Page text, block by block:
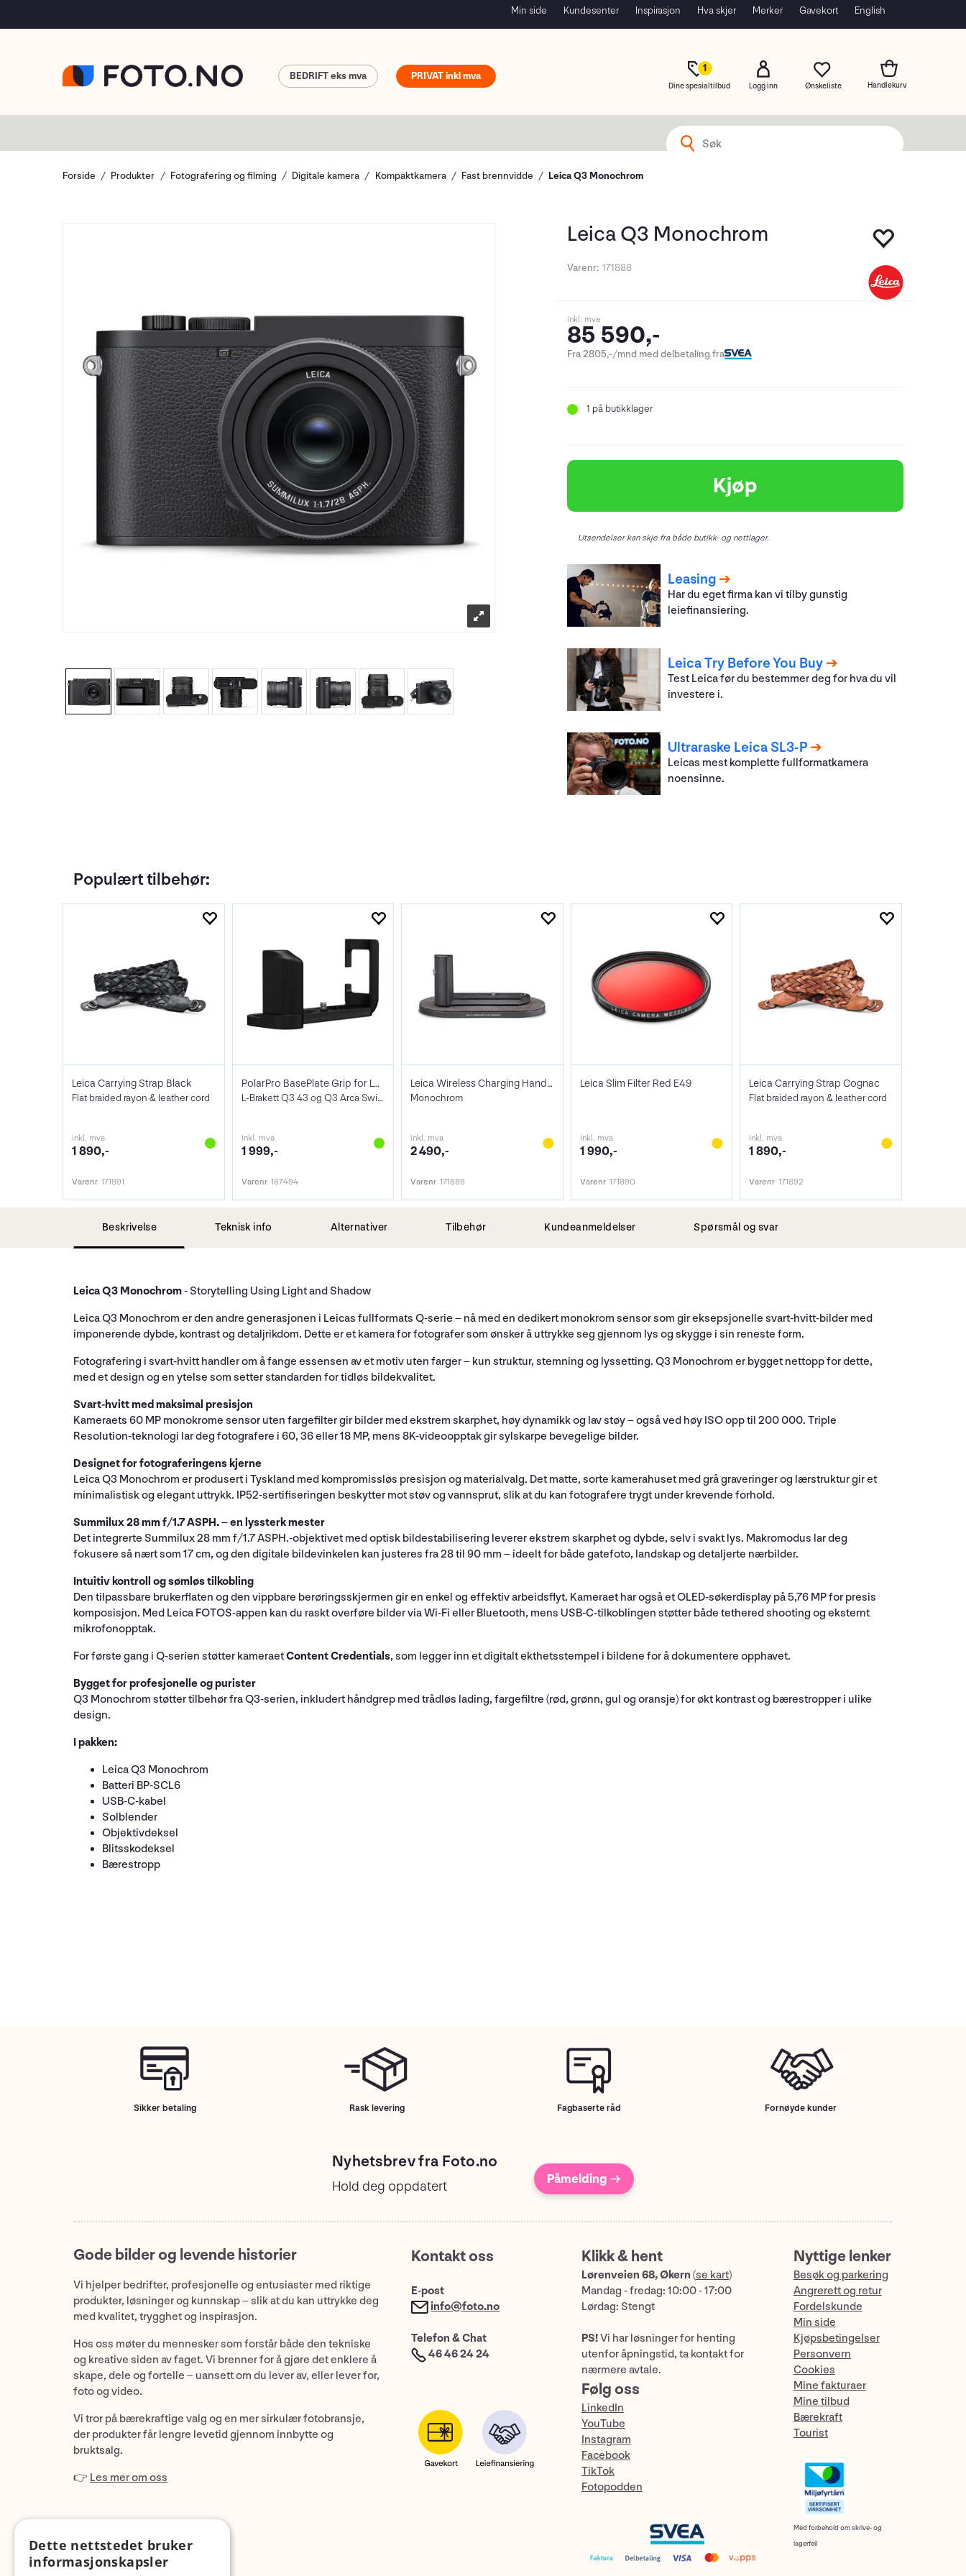
Min side Kundesenter Inspirasjon Hva skjer Merker Gavekort English
1
Dine spesialtilbud Logg inn
PRIVAT
BEDRIFT
Forside Produkter Fotografering og filming Digitale kamera Kompaktkamera Fast brennvidde Leica Q3 Monochrom
Leica Q3 Monochrom
Varenr: 171888
inkl. mva
85 590,-
Fra 2805,-/mnd med delbetaling fra
1 på butikklager
Kjøp
Utsendelser kan skje fra både butikk- og nettlager.
Leasing
Har du eget firma kan vi tilby gunstig
leiefinansiering.
Leica Try Before You Buy
Test Leica før du bestemmer deg for hva du vil
investere i.
Ultraraske Leica SL3-P
Leicas mest komplette fullformatkamera
noensinne.
Populært tilbehør:
Leica Carrying Strap Black
Flat braided rayon & leather cord
inkl. mva
1 890,-
Varenr 171891
PolarPro BasePlate Grip for Leica Q3 Bl.
L-Brakett Q3 43 og Q3 Arca Swiss Sort
inkl. mva
1 999,-
Varenr 167494
Leica Wireless Charging Handgrip HG-DC 1
Monochrom
inkl. mva
2 490,-
Varenr 171889
Leica Slim Filter Red E49
inkl. mva
1 990,-
Varenr 171890
Leica Carrying Strap Cognac
Flat braided rayon & leather cord
inkl. mva
1 890,-
Varenr 171892
Beskrivelse Teknisk info Alternativer Tilbehør Kundeanmeldelser Spørsmål og svar
Leica Q3 Monochrom- Storytelling Using Light and Shadow
Leica Q3 Monochrom er den andre generasjonen i Leicas fullformats Q-serie – nå med en dedikert monokrom sensor som gir eksepsjonelle svart-hvitt-bilder med
imponerende dybde, kontrast og detaljrikdom. Dette er et kamera for fotografer som ønsker å uttrykke seg gjennom lys og skygge i sin reneste form.
Fotografering i svart-hvitt handler om å fange essensen av et motiv uten farger – kun struktur, stemning og lyssetting. Q3 Monochrom er bygget nettopp for dette,
med et design og en ytelse som setter standarden for tidløs bildekvalitet.
Svart-hvitt med maksimal presisjon
Kameraets 60 MP monokrome sensor uten fargefilter gir bilder med ekstrem skarphet, høy dynamikk og lav støy – også ved høy ISO opp til 200 000. Triple
Resolution-teknologi lar deg fotografere i 60, 36 eller 18 MP, mens 8K-videoopptak gir sylskarpe bevegelige bilder.
Designet for fotograferingens kjerne
Leica Q3 Monochrom er produsert i Tyskland med kompromissløs presisjon og materialvalg. Det matte, sorte kamerahuset med grå graveringer og lærstruktur gir et
minimalistisk og elegant uttrykk. IP52-sertifiseringen beskytter mot støv og vannsprut, slik at du kan fotografere trygt under krevende forhold.
Summilux 28 mm f/1.7 ASPH. – en lyssterk mester
Det integrerte Summilux 28 mm f/1.7 ASPH.-objektivet med optisk bildestabilisering leverer ekstrem skarphet og dybde, selv i svakt lys. Makromodus lar deg
fokusere så nært som 17 cm, og den digitale bildevinkelen kan justeres fra 28 til 90 mm – ideelt for både gatefoto, landskap og detaljerte nærbilder.
Intuitiv kontroll og sømløs tilkobling
Den tilpassbare brukerflaten og den vippbare berøringsskjermen gir en enkel og effektiv arbeidsflyt. Kameraet har også et OLED-søkerdisplay på 5,76 MP for presis
komposisjon. Med Leica FOTOS-appen kan du raskt overføre bilder via Wi-Fi eller Bluetooth, mens USB-C-tilkoblingen støtter både tethered shooting og eksternt
mikrofonopptak.
For første gang i Q-serien støtter kameraetContent Credentials, som legger inn et digitalt ekthetsstempel i bildene for å dokumentere opphavet.
Bygget for profesjonelle og purister
Q3 Monochrom støtter tilbehør fra Q3-serien, inkludert håndgrep med trådløs lading, fargefiltre (rød, grønn, gul og oransje) for økt kontrast og bærestropper i ulike
design.
I pakken:
Leica Q3 Monochrom
Batteri BP-SCL6
USB-C-kabel
Solblender
Objektivdeksel
Blitsskodeksel
Bærestropp
Sikker betaling Rask levering Fagbaserte råd Fornøyde kunder
Nyhetsbrev fra Foto.no
Hold deg oppdatert Påmelding →
Gode bilder og levende historier
Vi hjelper bedrifter, profesjonelle og entusiaster med riktige
produkter, løsninger og kunnskap – slik at du kan uttrykke deg
med kvalitet, trygghet og inspirasjon.
Hos oss møter du mennesker som forstår både den tekniske
og kreative siden av faget. Vi brenner for å gjøre det enklere å
skape, dele og fortelle – uansett om du lever av, eller lever for,
foto og video.
Vi tror på bærekraftige valg og en mer sirkulær fotobransje,
der produkter får lengre levetid gjennom innbytte og
bruktsalg.
👉 Les mer om oss
Kontakt oss
E-post
info@foto.no
Telefon & Chat
46 46 24 24
Klikk & hent
Lørenveien 68, Økern (se kart)
Mandag - fredag: 10:00 - 17:00
Lørdag: Stengt
PS!Vi har løsninger for henting
utenfor åpningstid, ta kontakt for
nærmere avtale.
Følg oss
LinkedIn
YouTube
Instagram
Facebook
TikTok
Fotopodden
Nyttige lenker
Besøk og parkering
Angrerett og retur
Fordelskunde
Min side
Kjøpsbetingelser
Personvern
Cookies
Mine fakturaer
Mine tilbud
Bærekraft
Tourist
Med forbehold om skrive- og
lagerfeil
Dette nettstedet bruker
informasjonskapsler